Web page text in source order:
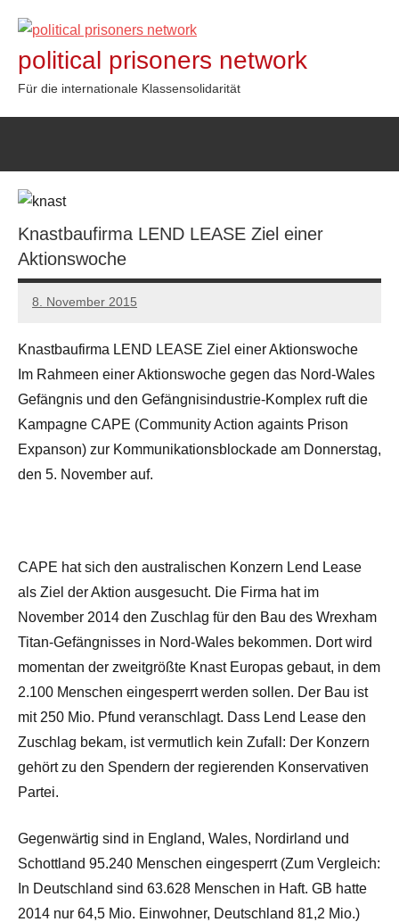
Inhalt
springen
political prisoners network
Für die internationale Klassensolidarität
Knastbaufirma LEND LEASE Ziel einer
Aktionswoche
8. November 2015
admin
Knastbaufirma LEND LEASE Ziel einer Aktionswoche
Im Rahmeen einer Aktionswoche gegen das Nord-Wales
Gefängnis und den Gefängnisindustrie-Komplex ruft die
Kampagne CAPE (Community Action againts Prison
Expanson) zur Kommunikationsblockade am Donnerstag,
den 5. November auf.
CAPE hat sich den australischen Konzern Lend Lease
als Ziel der Aktion ausgesucht. Die Firma hat im
November 2014 den Zuschlag für den Bau des Wrexham
Titan-Gefängnisses in Nord-Wales bekommen. Dort wird
momentan der zweitgrößte Knast Europas gebaut, in dem
2.100 Menschen eingesperrt werden sollen. Der Bau ist
mit 250 Mio. Pfund veranschlagt. Dass Lend Lease den
Zuschlag bekam, ist vermutlich kein Zufall: Der Konzern
gehört zu den Spendern der regierenden Konservativen
Partei.
Gegenwärtig sind in England, Wales, Nordirland und
Schottland 95.240 Menschen eingesperrt (Zum Vergleich:
In Deutschland sind 63.628 Menschen in Haft. GB hatte
2014 nur 64,5 Mio. Einwohner, Deutschland 81,2 Mio.)